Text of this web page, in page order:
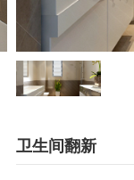
卫生间翻新